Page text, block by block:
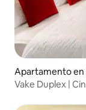
Apartamento en
Vake Duplex |